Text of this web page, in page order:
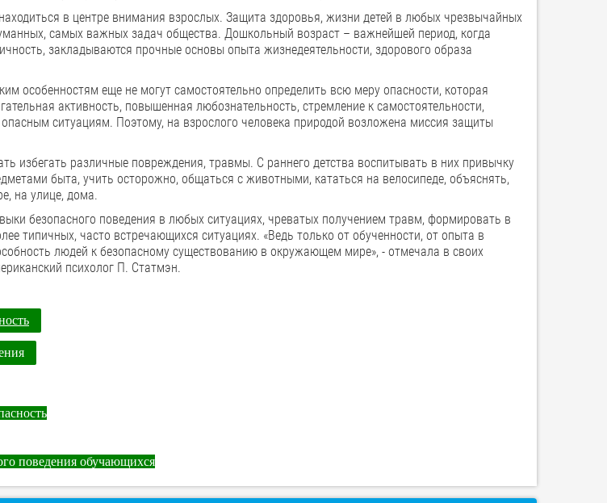
в центре внимания взрослых. Защита здоровья, жизни детей в любых чрезвычайных
самых важных задач общества. Дошкольный возраст – важнейшей период, когда
закладываются прочные основы опыта жизнедеятельности, здорового образа
особенностям еще не могут самостоятельно определить всю меру опасности, которая
активность, повышенная любознательность, стремление к самостоятельности,
ситуациям. Поэтому, на взрослого человека природой возложена миссия защиты
избегать различные повреждения, травмы. С раннего детства воспитывать в них привычку
быта, учить осторожно, общаться с животными, кататься на велосипеде, объяснять,
на улице, дома.
безопасного поведения в любых ситуациях, чреватых получением травм, формировать в
типичных, часто встречающихся ситуациях. «Ведь только от обученности, от опыта в
людей к безопасному существованию в окружающем мире», - отмечала в своих
психолог П. Статмэн.
поведения обучающихся